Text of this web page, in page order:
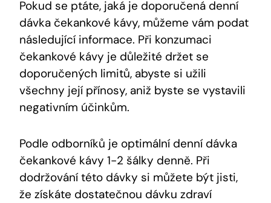
Pokud se ptáte, jaká je doporučená denní
dávka čekankové kávy, můžeme vám podat
následující informace. Při konzumaci
čekankové kávy je důležité držet se
doporučených limitů, abyste si užili
všechny její přínosy, aniž byste se vystavili
negativním účinkům.
Podle odborníků je optimální denní dávka
čekankové kávy 1-2 šálky denně. Při
dodržování této dávky si můžete být jisti,
že získáte dostatečnou dávku zdraví